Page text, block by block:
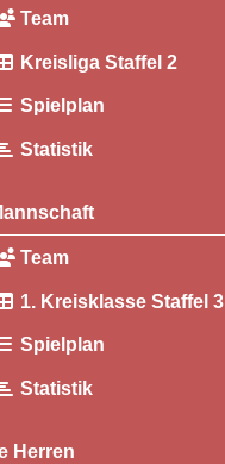
Team
Kreisliga Staffel 2
Spielplan
Statistik
Team
1. Kreisklasse Staffel 3
Spielplan
Statistik
Herren